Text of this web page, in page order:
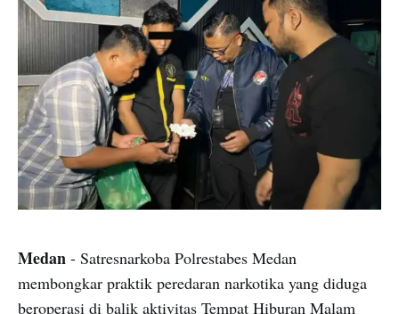
Medan - Satresnarkoba Polrestabes Medan
membongkar praktik peredaran narkotika yang diduga
beroperasi di balik aktivitas Tempat Hiburan Malam